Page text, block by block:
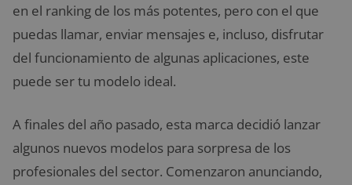
en el ranking de los más potentes, pero con el que
puedas llamar, enviar mensajes e, incluso, disfrutar
del funcionamiento de algunas aplicaciones, este
puede ser tu modelo ideal.
A finales del año pasado, esta marca decidió lanzar
algunos nuevos modelos para sorpresa de los
profesionales del sector. Comenzaron anunciando,